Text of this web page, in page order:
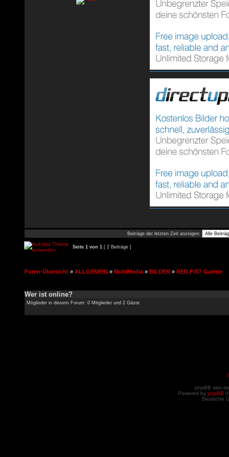
Beiträge der letzten Zeit anzeigen:
Seite 1 von 1 [ 2 Beiträge ]
Foren-Übersicht » ALLGEMEIN » MultiMedia » BILDER » RED FIST Galerie
Wer ist online?
Mitglieder in diesem Forum: 0 Mitglieder und 2 Gäste
phpBB skin
Powered by phpBB
Deutsche